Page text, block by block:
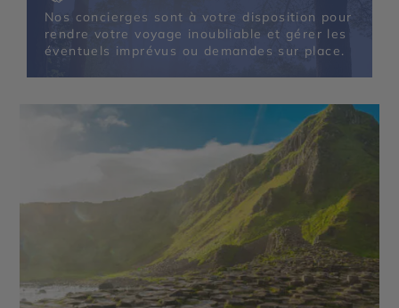
Nos concierges sont à votre disposition pour
rendre votre voyage inoubliable et gérer les
éventuels imprévus ou demandes sur place.